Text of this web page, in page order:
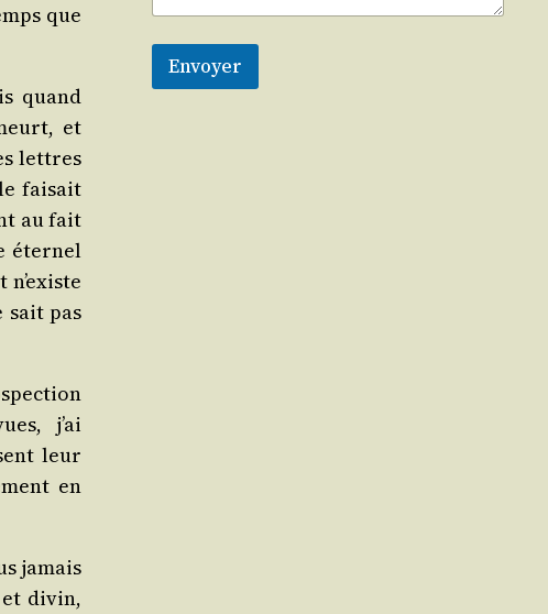
que
quand
et
lettres
fai­sait
au fait
éter­nel
sait pas
j’ai
leur
en
jamais
divin,
Envoyer